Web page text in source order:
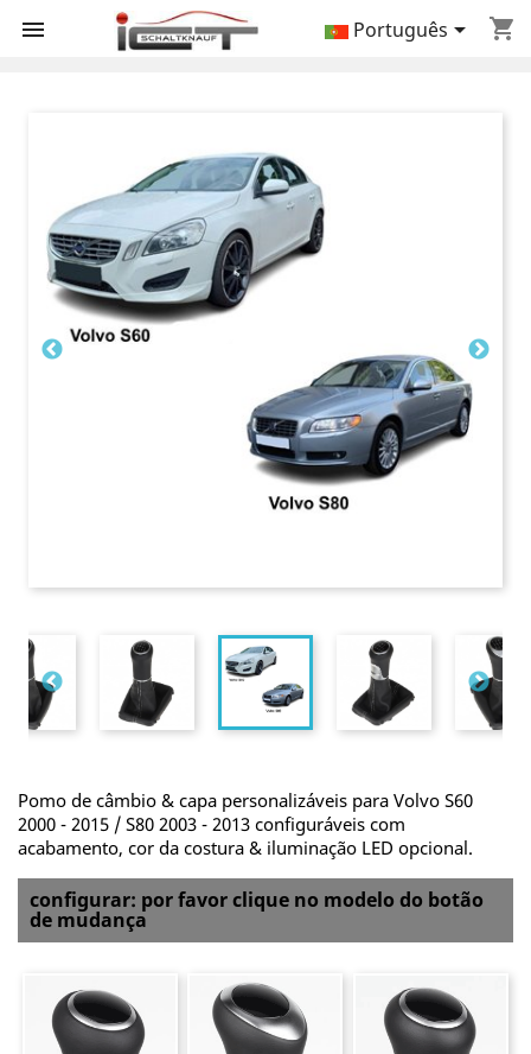
 shopping_cart
Português
Pomo de câmbio & capa personalizáveis para Volvo S60
2000 - 2015 / S80 2003 - 2013 configuráveis com
acabamento, cor da costura & iluminação LED opcional.
configurar: por favor clique no modelo do botão
de mudança